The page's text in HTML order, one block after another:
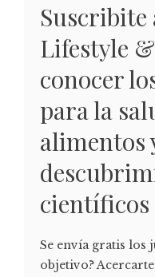
Lifestyle
conocer
para la
alimentos
científicos
Se envía gratis los
objetivo?